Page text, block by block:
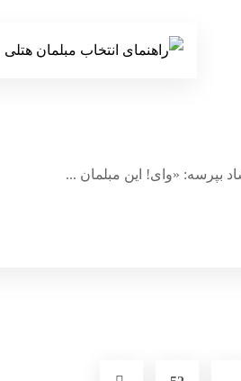
بپرسه: «وای! این مبلمان ...